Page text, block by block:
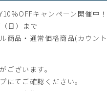
キャンペーン開催中！
日）まで
商品・通常価格商品(カウン
ございます。
にてご確認ください。